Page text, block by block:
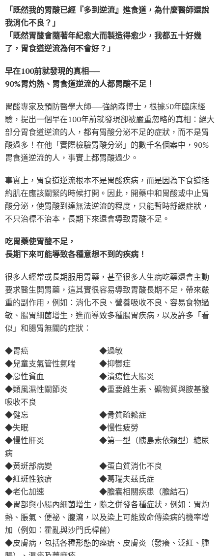
「既然我的胃酸已經『多到逆流』進食道，為什麼醫師還說
我消化不良？」
「既然胃酸會隨著年紀愈大而製造得愈少，我都五十好幾
了，胃食道逆流為何不會好？」
早在100前就發現的真相──
90%胃灼熱、胃食道逆流的人都胃酸不足！
胃酸專家及預防醫學大師──強納森博士，根據50年臨床經
驗，提出一個早在100年前就發現卻被嚴重忽略的真相：絕大
部分胃食道逆流的人，都有胃酸分泌不足的症狀，而不是胃
酸過多！在他「實際檢驗胃酸分泌」的數千名個案中，90%
胃食道逆流的人，事實上都胃酸過少。
事實上，胃食道逆流根本不是胃酸疾病，而是因為下食道括
約肌在應該關緊的時候打開。因此，開藥中和胃酸或中止胃
酸分泌，使胃酸到達無法逆流的程度，只能暫時舒緩症狀，
不只治標不治本，長期下來還會導致胃酸不足。
吃胃藥使胃酸不足，
長期下來可能導致各種意想不到的疾病！
很多人經常或長期服用胃藥，甚至很多人生病吃藥還會主動
要求醫生開胃藥，這其實很容易導致胃酸長期不足，帶來嚴
重的副作用，例如：消化不良、營養吸收不良、容易食物過
敏、腸胃細菌增生，進而導致多種腸胃疾病，以及許多「看
似」和腸胃無關的症狀：
◆胃癌 ◆過敏
◆兒童支氣管性氣喘 ◆抑鬱症
◆惡性貧血 ◆潰瘍性大腸炎
◆類風濕性關節炎 ◆重要維生素、礦物質與胺基酸
吸收不良
◆健忘 ◆骨質疏鬆症
◆失眠 ◆慢性疲勞
◆慢性肝炎 ◆第一型（胰島素依賴型）糖尿
病
◆黃斑部病變 ◆蛋白質消化不良
◆紅斑性狼瘡 ◆葛瑞夫茲氏症
◆老化加速 ◆膽囊相關疾患（膽結石）
◆胃部與小腸內細菌增生，隨之併發各種症狀，例如：胃灼
熱、脹氣、便祕、腹瀉，以及染上可能致命傳染病的機率增
加（例如：霍亂與沙門氏桿菌）
◆皮膚病，包括各種形態的痤瘡、皮膚炎（發癢、泛紅、腫